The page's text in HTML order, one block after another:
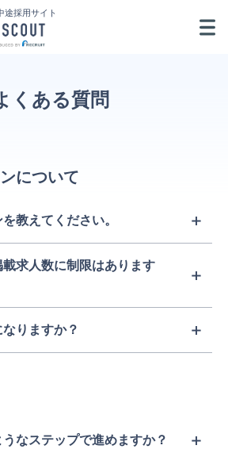
途採用サイト
くある質問
について
教えてください。
求人数に制限はあります
りますか？
なステップで進めますか？